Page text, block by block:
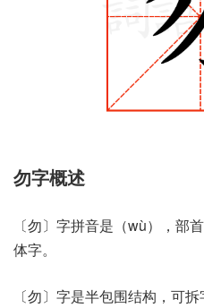
勿字概述
〔勿〕字拼音是（wù），部
体字。
〔勿〕字是半包围结构，可